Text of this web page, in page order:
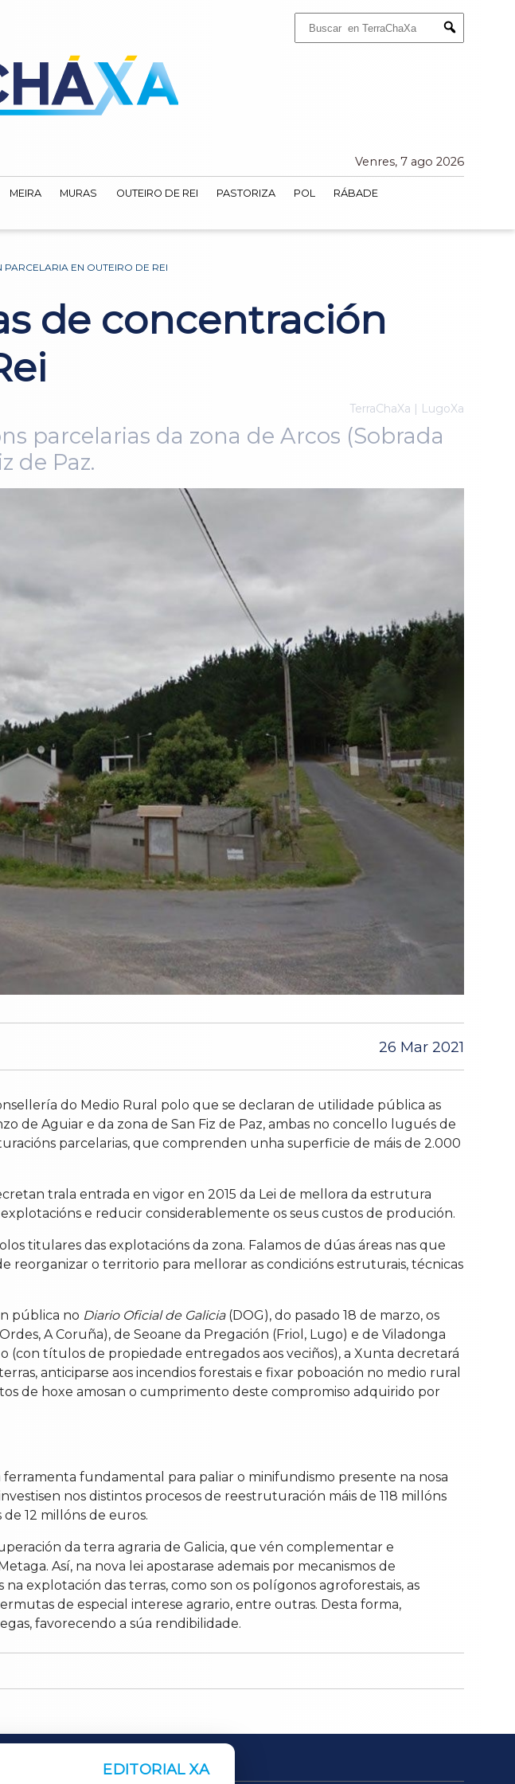
Submit
Venres, 7 ago 2026
MEIRA MURAS OUTEIRO DE REI PASTORIZA POL
RÁBADE
EN OUTEIRO DE REI
de concentración
TerraChaXa | LugoXa
parcelarias da zona de Arcos (Sobrada
de Paz.
26 Mar 2021
do Medio Rural polo que se declaran de utilidade pública as
de Aguiar e da zona de San Fiz de Paz, ambas no concello lugués de
parcelarias, que comprenden unha superficie de máis de 2.000
trala entrada en vigor en 2015 da Lei de mellora da estrutura
e reducir considerablemente os seus custos de produción.
titulares das explotacións da zona. Falamos de dúas áreas nas que
reorganizar o territorio para mellorar as condicións estruturais, técnicas
pública no Diario Oficial de Galicia(DOG), do pasado 18 de marzo, os
A Coruña), de Seoane da Pregación (Friol, Lugo) e de Viladonga
(con títulos de propiedade entregados aos veciños), a Xunta decretará
anticiparse aos incendios forestais e fixar poboación no medio rural
de hoxe amosan o cumprimento deste compromiso adquirido por
fundamental para paliar o minifundismo presente na nosa
nos distintos procesos de reestruturación máis de 118 millóns
12 millóns de euros.
da terra agraria de Galicia, que vén complementar e
Así, na nova lei apostarase ademais por mecanismos de
explotación das terras, como son os polígonos agroforestais, as
de especial interese agrario, entre outras. Desta forma,
favorecendo a súa rendibilidade.
EDITORIAL XA